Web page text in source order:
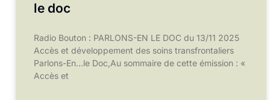
le doc
Radio Bouton : PARLONS-EN LE DOC du 13/11 2025
Accès et développement des soins transfrontaliers
Parlons-En…le Doc,Au sommaire de cette émission : «
Accès et